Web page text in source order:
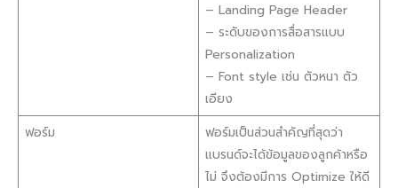
– Landing Page Header
– ระดับของการสื่อสารแบบ
Personalization
– Font style เช่น ตัวหนา ตัว
เอียง
ฟอร์ม
ฟอร์มเป็นส่วนสำคัญที่สุดว่า
แบรนด์จะได้ข้อมูลของลูกค้าหรือ
ไม่ จึงต้องมีการ Optimize ให้ดี